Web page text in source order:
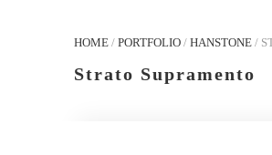
HOME / PORTFOLIO / HANSTONE /
Strato Supramento